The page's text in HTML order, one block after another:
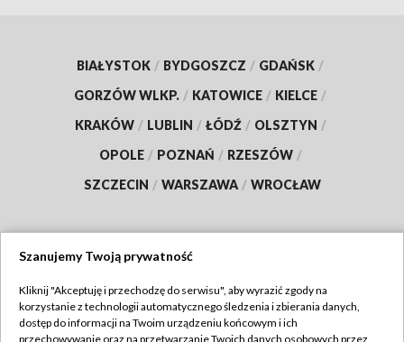
BIAŁYSTOK / BYDGOSZCZ / GDAŃSK /
GORZÓW WLKP. / KATOWICE / KIELCE /
KRAKÓW / LUBLIN / ŁÓDŹ / OLSZTYN /
OPOLE / POZNAŃ / RZESZÓW /
SZCZECIN / WARSZAWA / WROCŁAW
TVP
Szanujemy Twoją prywatność
Kliknij "Akceptuję i przechodzę do serwisu", aby wyrazić zgody na
korzystanie z technologii automatycznego śledzenia i zbierania danych,
dostęp do informacji na Twoim urządzeniu końcowym i ich
przechowywanie oraz na przetwarzanie Twoich danych osobowych przez